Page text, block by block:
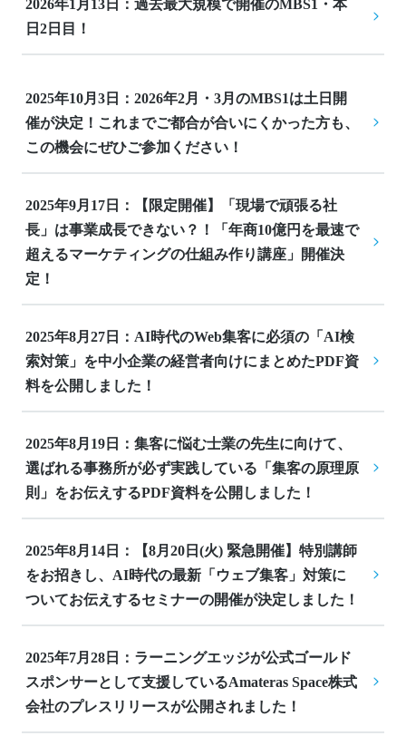
2026年1月13日：過去最大規模で開催のMBS1・本
日2日目！
2025年10月3日：2026年2月・3月のMBS1は土日開
催が決定！これまでご都合が合いにくかった方も、
この機会にぜひご参加ください！
2025年9月17日：【限定開催】「現場で頑張る社
長」は事業成長できない？！「年商10億円を最速で
超えるマーケティングの仕組み作り講座」開催決
定！
2025年8月27日：AI時代のWeb集客に必須の「AI検
索対策」を中小企業の経営者向けにまとめたPDF資
料を公開しました！
2025年8月19日：集客に悩む士業の先生に向けて、
選ばれる事務所が必ず実践している「集客の原理原
則」をお伝えするPDF資料を公開しました！
2025年8月14日：【8月20日(火) 緊急開催】特別講師
をお招きし、AI時代の最新「ウェブ集客」対策に
ついてお伝えするセミナーの開催が決定しました！
2025年7月28日：ラーニングエッジが公式ゴールド
スポンサーとして支援しているAmateras Space株式
会社のプレスリリースが公開されました！